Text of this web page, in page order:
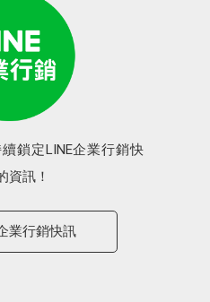
鎖定LINE企業行銷快
資訊！
業行銷快訊